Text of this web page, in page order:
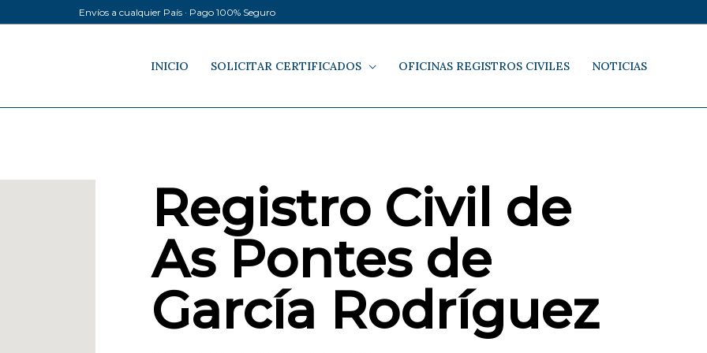
Envíos a cualquier País · Pago 100% Seguro
INICIO SOLICITAR CERTIFICADOS OFICINAS REGISTROS CIVILES NOTICIAS
Registro Civil de
As Pontes de
García Rodríguez